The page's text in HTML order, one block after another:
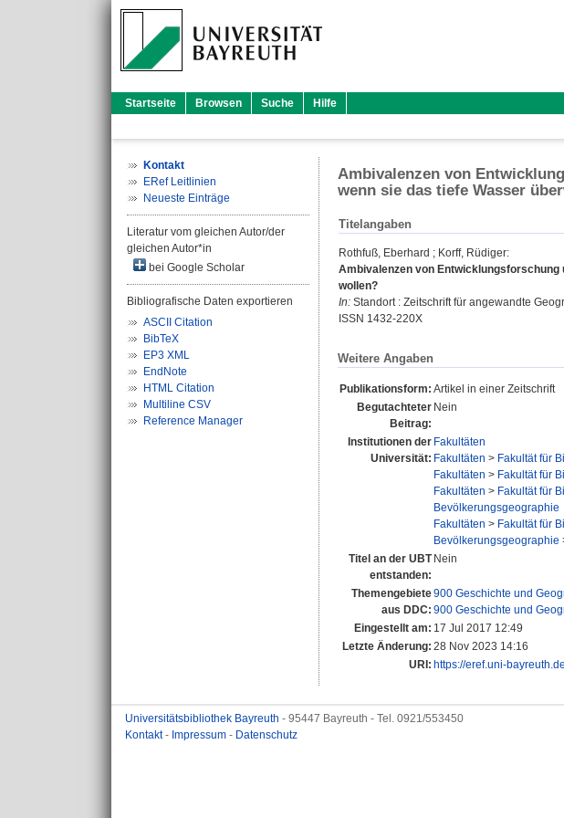
Startseite Browsen Suche Hilfe
Kontakt
ERef Leitlinien
Neueste Einträge
Literatur vom gleichen Autor/der
gleichen Autor*in
bei Google Scholar
Bibliografische Daten exportieren
ASCII Citation
BibTeX
EP3 XML
EndNote
HTML Citation
Multiline CSV
Reference Manager
Ambivalenzen von
wenn sie das tiefe Wasser
Titelangaben
Rothfuß, Eberhard ; Korff, Rüdiger:
Ambivalenzen von
wollen?
In: Standort : Zeitschrift für angewandte
ISSN 1432-220X
Weitere Angaben
Publikationsform: Artikel in einer Zeitschrift
Begutachteter
Beitrag:
Nein
Institutionen der
Universität:
Fakultäten
Fakultäten > Fakultät für
Fakultäten > Fakultät für
Fakultäten > Fakultät für
Bevölkerungsgeographie
Fakultäten > Fakultät für
Bevölkerungsgeographie
Titel an der UBT
entstanden:
Nein
Themengebiete
aus DDC:
900 Geschichte und
900 Geschichte und
Eingestellt am: 17 Jul 2017 12:49
Letzte Änderung: 28 Nov 2023 14:16
URI: https://eref.uni-
Universitätsbibliothek Bayreuth - 95447 Bayreuth - Tel. 0921/553450
Kontakt- Impressum - Datenschutz